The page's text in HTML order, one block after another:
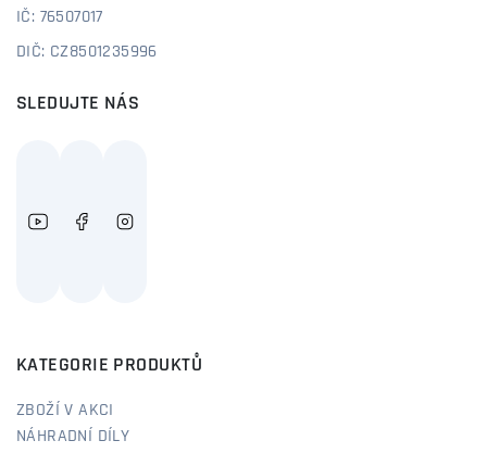
IČ: 76507017
DIČ: CZ8501235996
SLEDUJTE NÁS
KATEGORIE PRODUKTŮ
ZBOŽÍ V AKCI
NÁHRADNÍ DÍLY